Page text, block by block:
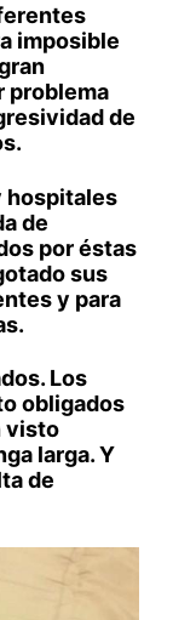
imposible
problema
de
hospitales
de
por éstas
sus
y para
Los
obligados
visto
larga. Y
de